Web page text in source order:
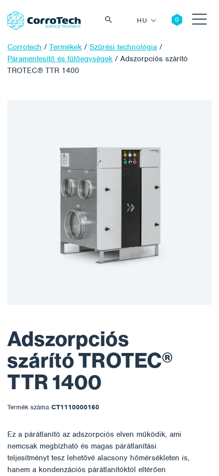
HU
Corrotech / Termékek / Szűrési technológia /
Páramentesítő és fűtőegységek / Adszorpciós szárító
TROTEC® TTR 1400
Adszorpciós
szárító TROTEC®
TTR 1400
Termék száma CT1110000160
Ez a párátlanító az adszorpciós elven működik, ami
nemcsak megbízható és magas párátlanítási
teljesítményt tesz lehetővé alacsony hőmérsékleten is,
hanem a kondenzációs párátlanítóktól eltérően